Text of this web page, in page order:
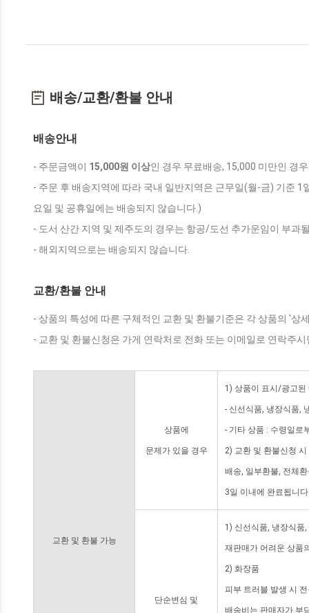
배송/교환/환불 안내
배송안내
- 주문금액이 15,000원 이상인 경우 무료배송, 15,000 미만인 경
- 주문 후 배송지역에 따라 국내 일반지역은 근무일(월-금) 기준
요일 및 공휴일에는 배송되지 않습니다.)
- 도서 산간 지역 및 제주도의 경우는 항공/도선 추가운임이 부과
- 해외지역으로는 배송되지 않습니다.
교환/환불 안내
- 상품의 특성에 따른 구체적인 교환 및 환불기준은 각 상품의 '상
- 교환 및 환불신청은 가게 연락처로 전화 또는 이메일로 연락주
교환 및 환불 가능
상품에
문제가 있을 경우
1) 상품이 표시/광고된
- 신선식품, 냉장식품,
- 기타 상품 : 수령일로
2) 교환 및 환불신청
배송, 일부환불, 전체
3일 이내에 완료됩니
단순변심 및
1) 신선식품, 냉장식품
재판매가 어려운 상품
2) 화장품
피부 트러블 발생 시
배송비는 판매자가 부